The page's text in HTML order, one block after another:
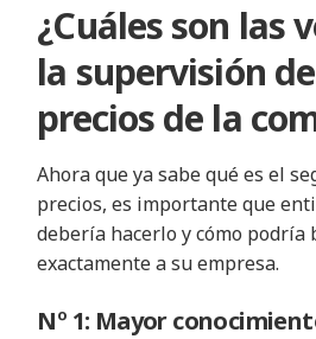
¿Cuáles son las
la supervisión
precios de la
Ahora que ya sabe qué es el
precios, es importante que
debería hacerlo y cómo podría
exactamente a su empresa.
Nº 1: Mayor